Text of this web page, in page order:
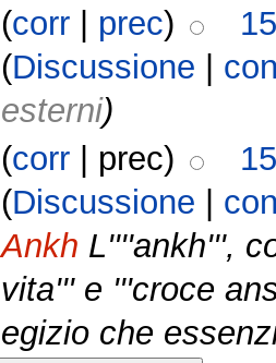
(corr prec)
(Discussione
esterni)
(corr | prec)
(Discussione |
Ankh L''''ankh''',
vita''' e '''croce
egizio che